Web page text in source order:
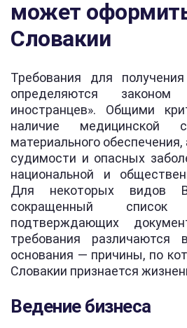
может
Словакии
Требования для
определяются
иностранцев». Общими
наличие медицинской
материального
судимости и опасных
национальной и
Для некоторых видов
сокращенный
подтверждающих
требования различаются
основания — причины, по
Словакии признается
Ведение бизнеса